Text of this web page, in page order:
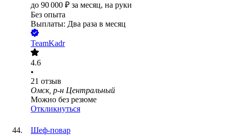
до 90 000 ₽ за месяц, на руки
Без опыта
Выплаты: Два раза в месяц
TeamKadr
4.6
•
21 отзыв
Омск, р-н Центральный
Можно без резюме
Откликнуться
Шеф-повар